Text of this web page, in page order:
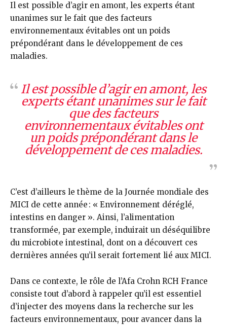
Il est possible d’agir en amont, les experts étant
unanimes sur le fait que des facteurs
environnementaux évitables ont un poids
prépondérant dans le développement de ces
maladies.
Il est possible d’agir en amont, les
experts étant unanimes sur le fait
que des facteurs
environnementaux évitables ont
un poids prépondérant dans le
développement de ces maladies.
C’est d’ailleurs le thème de la Journée mondiale des
MICI de cette année : « Environnement déréglé,
intestins en danger ». Ainsi, l’alimentation
transformée, par exemple, induirait un déséquilibre
du microbiote intestinal, dont on a découvert ces
dernières années qu’il serait fortement lié aux MICI.
Dans ce contexte, le rôle de l’Afa Crohn RCH France
consiste tout d’abord à rappeler qu’il est essentiel
d’injecter des moyens dans la recherche sur les
facteurs environnementaux, pour avancer dans la